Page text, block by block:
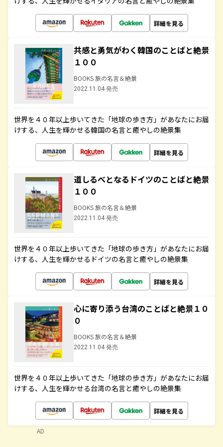
詳細を見る
共感と勇気がわく韓国のことばと絶景
１００
BOOKS 旅の名言＆絶景
2022.11.04 発売
世界を４０年以上歩いてきた「地球の歩き方」があなたにお届
けする、人生を輝かせる韓国の名言と癒やしの絶景集
詳細を見る
道しるべとなるドイツのことばと絶景
１００
BOOKS 旅の名言＆絶景
2022.11.04 発売
世界を４０年以上歩いてきた「地球の歩き方」があなたにお届
けする、人生を輝かせるドイツの名言と癒やしの絶景集
詳細を見る
心に寄り添う台湾のことばと絶景１０
０
BOOKS 旅の名言＆絶景
2022.11.04 発売
世界を４０年以上歩いてきた「地球の歩き方」があなたにお届
けする、人生を輝かせる台湾の名言と癒やしの絶景集
詳細を見る
AD